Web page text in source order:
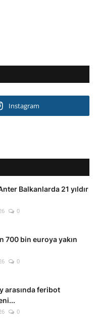
Instagram
Balkanlarda 21 yıldır
0
700 bin euroya yakın
0
arasında feribot
0